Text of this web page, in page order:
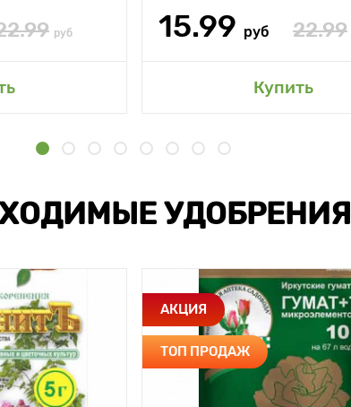
руб 15.99 руб 22.99
Купить
УДОБРЕНИЯ
АКЦИЯ
ТОП ПРОДАЖ